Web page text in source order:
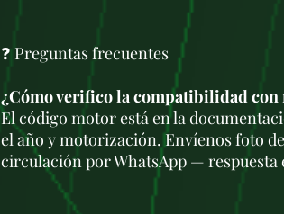
❓ Preguntas frecuentes
¿Cómo verifico la compatibilidad con
El código motor está en la
el año y motorización. Envíenos foto
circulación por WhatsApp — respuesta